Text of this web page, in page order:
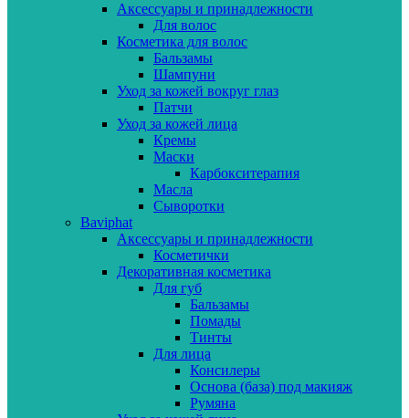
Аксессуары и принадлежности
Для волос
Косметика для волос
Бальзамы
Шампуни
Уход за кожей вокруг глаз
Патчи
Уход за кожей лица
Кремы
Маски
Карбокситерапия
Масла
Сыворотки
Baviphat
Аксессуары и принадлежности
Косметички
Декоративная косметика
Для губ
Бальзамы
Помады
Тинты
Для лица
Консилеры
Основа (база) под макияж
Румяна